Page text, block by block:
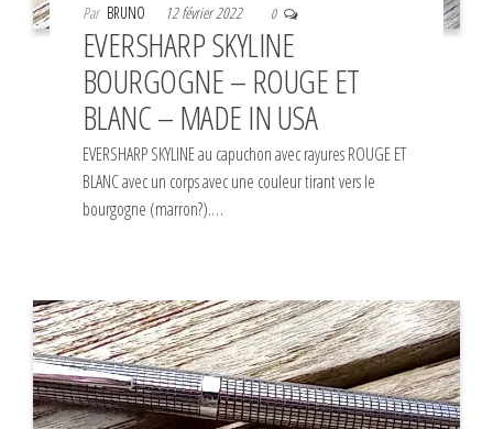
Par BRUNO 12 février 2022 0
EVERSHARP SKYLINE
BOURGOGNE – ROUGE ET
BLANC – MADE IN USA
EVERSHARP SKYLINE au capuchon avec rayures ROUGE ET
BLANC avec un corps avec une couleur tirant vers le
bourgogne (marron?).…